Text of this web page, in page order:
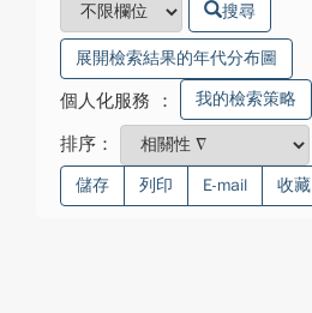
搜尋
展開檢索結果的年代分布圖
個人化服務 ： 我的檢索策略
排序：
儲存 列印 E-mail 收藏